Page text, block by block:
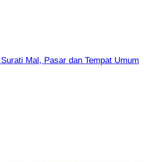
Mal, Pasar dan Tempat Umum